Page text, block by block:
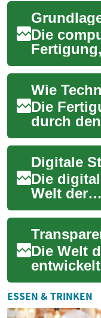
Die
Control),
Die
durch
eine
Die
Welt der
(CNC)-M...
Die Welt
weiter,
als auch
ESSEN & TRINKEN